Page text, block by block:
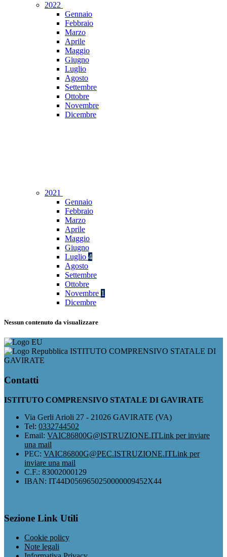
2022
Gennaio
Febbraio
Marzo
Aprile
Maggio
Giugno
Luglio
Agosto
Settembre
Ottobre
Novembre
Dicembre
2021
Gennaio
Febbraio
Marzo
Aprile
Maggio
Giugno
Luglio 4
Agosto
Settembre
Ottobre
Novembre 1
Dicembre
Nessun contenuto da visualizzare
ISTITUTO COMPRENSIVO STATALE DI
GAVIRATE
Contatti
ISTITUTO COMPRENSIVO STATALE DI GAVIRATE
Via Gerli Arioli 27 - 21026 GAVIRATE (VA)
Tel: 0332744502
Email: VAIC86800G@ISTRUZIONE.ITLink per inviare
una mail
PEC: VAIC86800G@PEC.ISTRUZIONE.ITLink per
inviare una mail
C.F.: 83002000129
IBAN: IT44D0569650250000009452X44
Sezione Link Utili
Cookie policy
Note legali